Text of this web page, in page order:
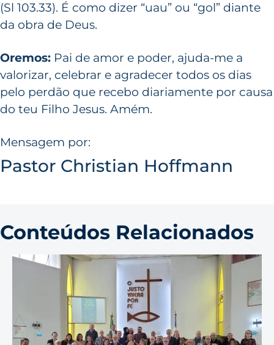
(Sl 103.33). É como dizer “uau” ou “gol” diante
da obra de Deus.
Oremos: Pai de amor e poder, ajuda-me a
valorizar, celebrar e agradecer todos os dias
pelo perdão que recebo diariamente por causa
do teu Filho Jesus. Amém.
Mensagem por:
Pastor Christian Hoffmann
Conteúdos Relacionados